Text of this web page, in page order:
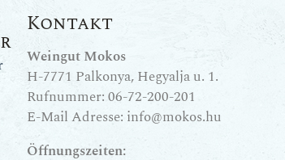
Kontakt
Weingut Mokos
H-7771 Palkonya, Hegyalja u. 1.
Rufnummer:06-72-200-201
E-Mail Adresse: info@mokos.hu
Öffnungszeiten: